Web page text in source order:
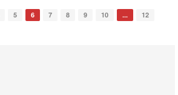
5 6 7 8 9 10 ...
12